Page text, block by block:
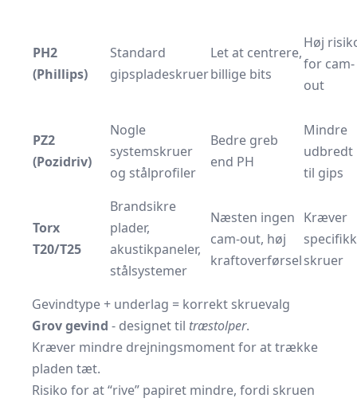
PH2
(Phillips)
Standard
gipspladeskruer
Let at centrere,
billige bits
Høj
for cam-
out
PZ2
(Pozidriv)
Nogle
systemskruer
og stålprofiler
Bedre greb
end PH
Mindre
udbredt
til gips
Torx
T20/T25
Brandsikre
plader,
akustikpaneler,
stålsystemer
Næsten ingen
cam-out, høj
kraftoverførsel
Kræver
skruer
Gevindtype + underlag = korrekt skruevalg
Grov gevind - designet til træstolper.
Kræver mindre drejningsmoment for at trække
pladen tæt.
Risiko for at “rive” papiret mindre, fordi skruen